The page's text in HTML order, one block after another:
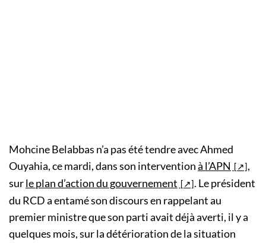
Mohcine Belabbas n’a pas été tendre avec Ahmed
Ouyahia, ce mardi, dans son interventionà l’APN
,
surle plan d’action du gouvernement
. Le président
du RCD a entamé son discours en rappelant au
premier ministre que son parti avait déjà averti, il y a
quelques mois, sur la détérioration de la situation